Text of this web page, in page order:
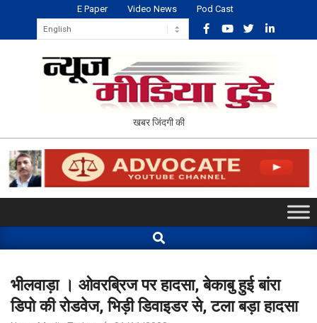
content
E Paper Video News Pod Cast
MEDIA
TODAY
खबर जिंदगी की
Navigation
Search
भीलवाड़ा । ओवरब्रिज पर हादसा, बेकाबु हुई बांरा
डिपो की रोडवेज, भिड़ी डिवाइडर से, टला बड़ा हादसा